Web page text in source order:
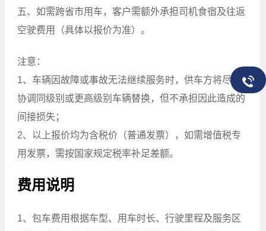
五、如需跨省市用车，客户需额外承担司机食宿及往返
空驶费用（具体以报价为准）。
注意：
1、车辆因故障或事故无法继续服务时，供车方将尽快
协调同级别或更高级别车辆替换，但不承担因此造成的
间接损失；
2、以上报价均为含税价（普通发票），如需增值税专
用发票，需按国家规定税率补足差额。
费用说明
1、包车费用根据车型、用车时长、行驶里程及服务区